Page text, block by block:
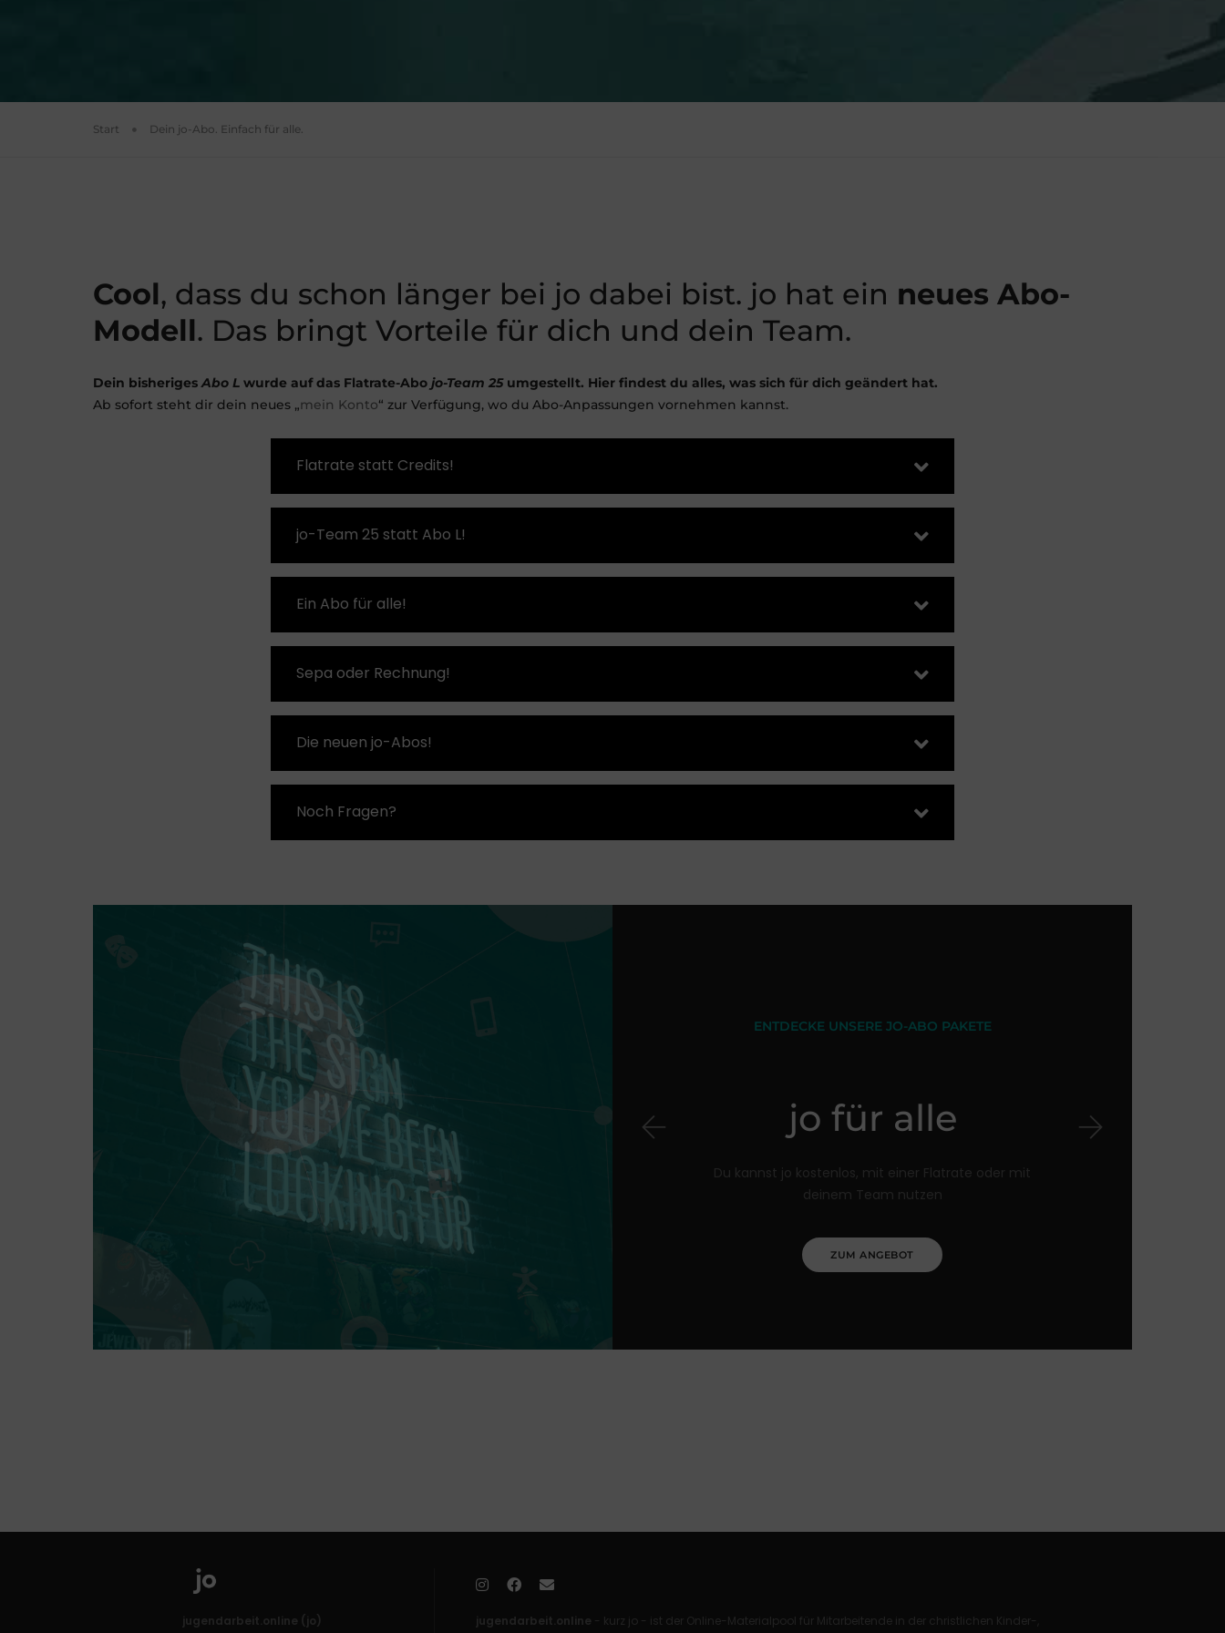
Start Dein jo-Abo. Einfach für alle.
Cool, dass du schon länger bei jo dabei bist. jo hat ein neues Abo-
Modell. Das bringt Vorteile für dich und dein Team.
Dein bisherigesAbo L wurde auf das Flatrate-Abo jo-Team 25umgestellt. Hier findest du alles, was sich für dich geändert hat.
Ab sofort steht dir dein neues „mein Konto“ zur Verfügung, wo du Abo-Anpassungen vornehmen kannst.
Flatrate statt Credits!
jo-Team 25 statt Abo L!
Ein Abo für alle!
Sepa oder Rechnung!
Die neuen jo-Abos!
Noch Fragen?
ENTDECKE DEIN MATERIAL
Einfach suchen
Im Materialpool findest du tausende praxiserprobte
ENTDECKE UNSERE JO-ABO PAKETE
jo für alle
Du kannst jo kostenlos, mit einer Flatrate oder mit
deinem Team nutzen
ZUM ANGEBOT
jugendarbeit.online (jo)
jugendarbeit.online - kurz jo - ist der Online-Materialpool für Mitarbeitende in der christlichen Kinder-,